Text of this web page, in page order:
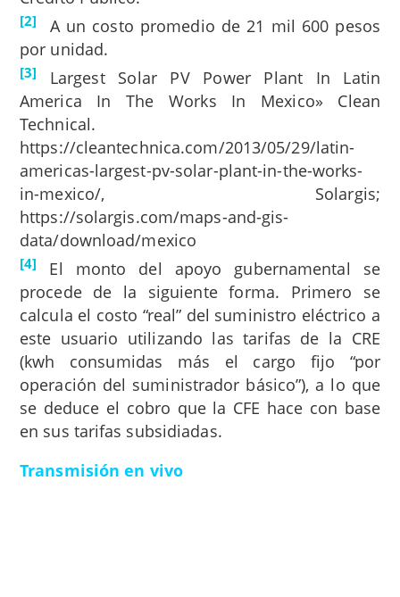
[2]
A un costo promedio de 21 mil 600 pesos
por unidad.
[3]
Largest Solar PV Power Plant In Latin
America In The Works In Mexico» Clean
Technical.
https://cleantechnica.com/2013/05/29/latin-
americas-largest-pv-solar-plant-in-the-works-
in-mexico/, Solargis;
https://solargis.com/maps-and-gis-
data/download/mexico
[4]
El monto del apoyo gubernamental se
procede de la siguiente forma. Primero se
calcula el costo “real” del suministro eléctrico a
este usuario utilizando las tarifas de la CRE
(kwh consumidas más el cargo fijo “por
operación del suministrador básico”), a lo que
se deduce el cobro que la CFE hace con base
en sus tarifas subsidiadas.
Transmisión en vivo